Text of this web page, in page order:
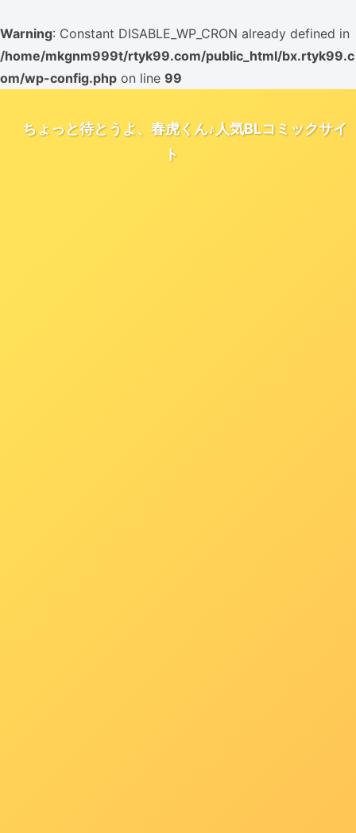
Warning: Constant DISABLE_WP_CRON already defined in
/home/mkgnm999t/rtyk99.com/public_html/bx.rtyk99.c
om/wp-config.php on line 99
ちょっと待とうよ、春虎くん♪人気BLコミックサイ
ト